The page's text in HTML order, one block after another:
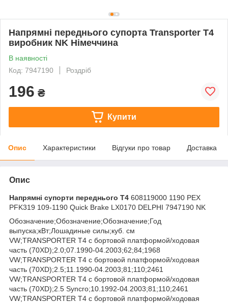
Напрямні переднього супорта Transporter T4
виробник NK Німеччина
В наявності
Код: 7947190
Роздріб
196 ₴
Купити
Опис Характеристики Відгуки про товар Доставка
Опис
Напрямні супорти переднього T4 608119000 1190 PEX
PFK319 109-1190 Quick Brake LX0170 DELPHI 7947190 NK
Обозначение;Обозначение;Обозначение;Год
выпуска;кВт;Лошадиные силы;куб. см
VW;TRANSPORTER T4 c бортовой платформой/ходовая
часть (70XD);2.0;07.1990-04.2003;62;84;1968
VW;TRANSPORTER T4 c бортовой платформой/ходовая
часть (70XD);2.5;11.1990-04.2003;81;110;2461
VW;TRANSPORTER T4 c бортовой платформой/ходовая
часть (70XD);2.5 Syncro;10.1992-04.2003;81;110;2461
VW;TRANSPORTER T4 c бортовой платформой/ходовая